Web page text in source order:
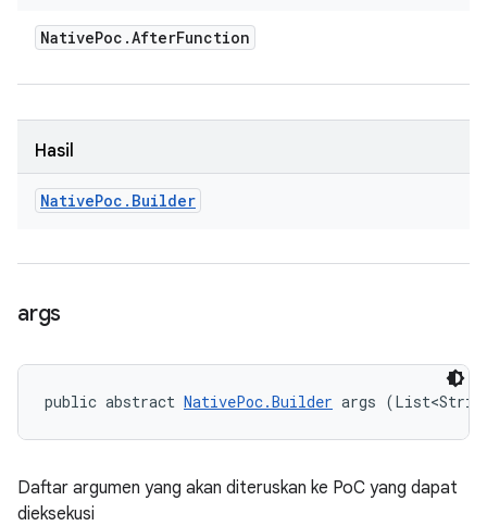
NativePoc .AfterFunction
Hasil
NativePoc . Builder
args
public abstract NativePoc.Builder args
Daftar argumen yang akan diteruskan ke PoC yang dapat
dieksekusi